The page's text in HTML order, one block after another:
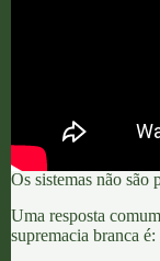
Os sistemas não são
Uma resposta
supremacia branca é: